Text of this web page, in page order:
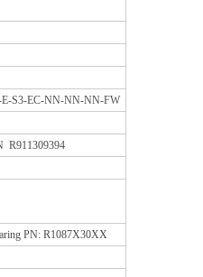
E-S3-EC-NN-NN-NN-FW
R911309394
PN: R1087X30XX